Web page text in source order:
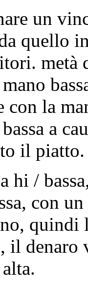
un
quello
metà
con la
a
il piatto.
hi /
con
quindi
il denaro